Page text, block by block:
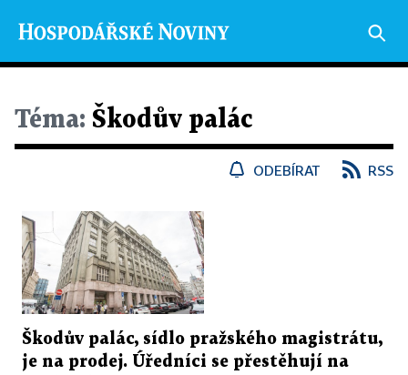
Téma: Škodův palác
ODEBÍRAT RSS
Škodův palác, sídlo pražského magistrátu,
je na prodej. Úředníci se přestěhují na